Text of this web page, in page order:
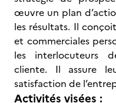
œuvre un plan
les résultats. Il
et commerciales
les interlocuteurs
cliente. Il assure
satisfaction de
Activités visées :